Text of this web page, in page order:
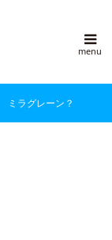
ラグレーン？